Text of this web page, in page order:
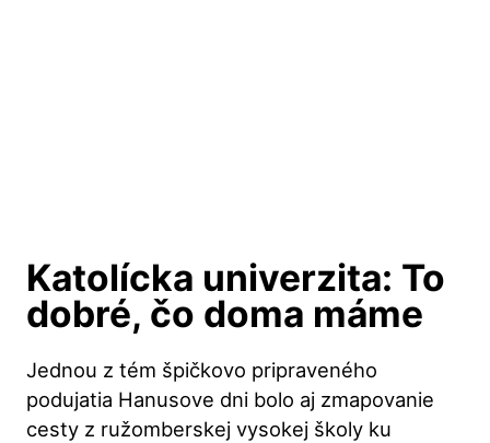
Katolícka univerzita: To
dobré, čo doma máme
Jednou z tém špičkovo pripraveného
podujatia Hanusove dni bolo aj zmapovanie
cesty z ružomberskej vysokej školy ku